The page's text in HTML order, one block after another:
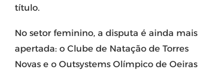
título.
No setor feminino, a disputa é ainda mais
apertada: o Clube de Natação de Torres
Novas e o Outsystems Olímpico de Oeiras